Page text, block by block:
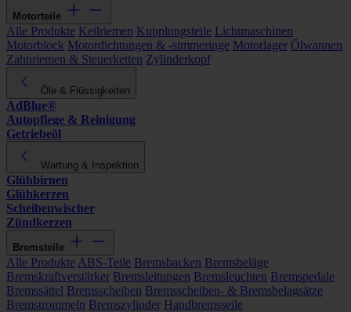
Motorteile
Alle Produkte Keilriemen Kupplungsteile Lichtmaschinen
Motorblock Motordichtungen & -simmeringe Motorlager Ölwannen
Zahnriemen & Steuerketten Zylinderkopf
Öle & Flüssigkeiten
AdBlue®
Autopflege & Reinigung
Getriebeöl
Wartung & Inspektion
Glühbirnen
Glühkerzen
Scheibenwischer
Zündkerzen
Bremsteile
Alle Produkte ABS-Teile Bremsbacken Bremsbeläge
Bremskraftverstärker Bremsleitungen Bremsleuchten Bremspedale
Bremssättel Bremsscheiben Bremsscheiben- & Bremsbelagsätze
Bremstrommeln Bremszylinder Handbremsseile